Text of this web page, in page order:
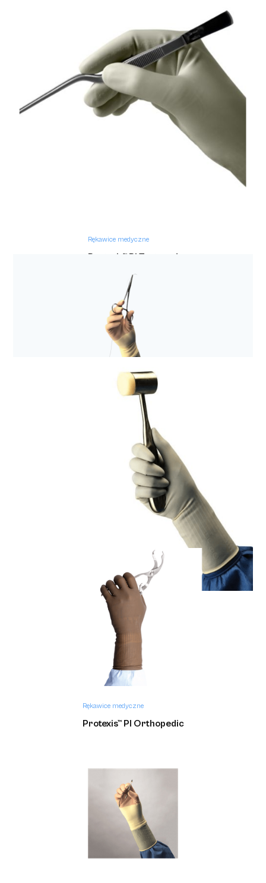
Rękawiczki nitrylowe bezpudrowe niebieskie
Rękawice medyczne
Protexis™ PI Textured
Rękawice medyczne
Rękawice medyczne
Protexis™ PI Ortho
Rękawice medyczne
Protexis™ PI Orthopedic